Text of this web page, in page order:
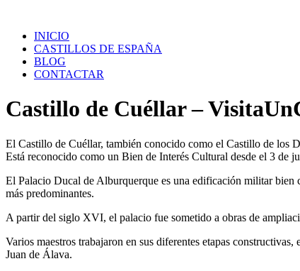
contenidoINICIO
CASTILLOS DE ESPAÑA
BLOG
CONTACTAR
Castillo de Cuéllar –
El Castillo de Cuéllar, también conocido como el Castillo de los
Está reconocido como un Bien de Interés Cultural desde el 3 de
El Palacio Ducal de Alburquerque es una edificación militar
más predominantes.
A partir del siglo XVI, el palacio fue sometido a obras de
Varios maestros trabajaron en sus diferentes etapas
Juan de Álava.